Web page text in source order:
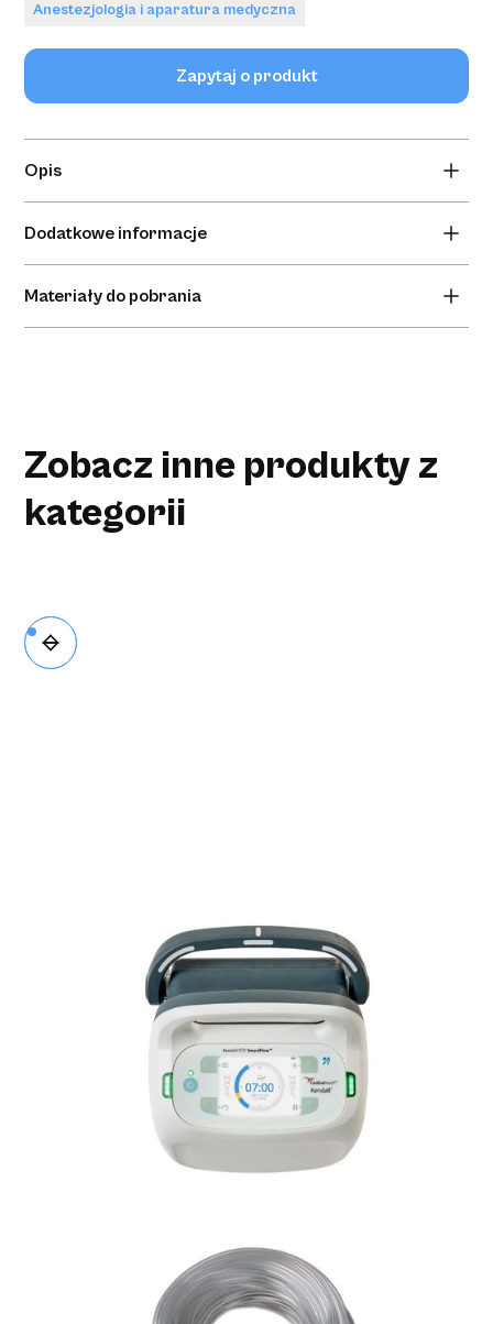
Anestezjologia i aparatura medyczna
Zapytaj o produkt
Opis
dokładne i szybkie wyniki bez konieczności kontaktu ze
skórą pacjenta.
Dodatkowe informacje
Materiały do pobrania
Zobacz inne produkty z
kategorii